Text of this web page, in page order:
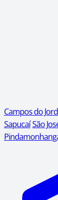
Campos do
SapucaíSão